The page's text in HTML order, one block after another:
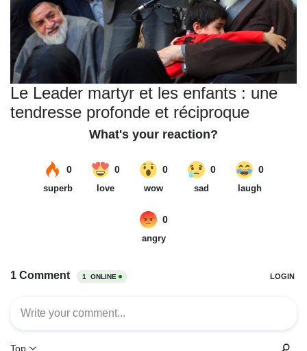
Le Leader martyr et les enfants : une
tendresse profonde et réciproque